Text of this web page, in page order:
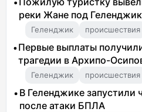
реки Жане под
Геленджик происшествия
Первые выплаты
трагедии в Архипо-
Геленджик происшествия
В Геленджике запустили
после атаки БПЛА